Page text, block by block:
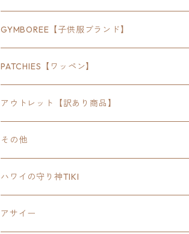
30inch×24inch
18inchオクタゴン八角形
24inchオクタゴン八角形
18inch×18inchスクエア正方形
California State Routeカリフォルニア州
Interstate 州間道路型
セキュリティ
アウトドア
スポーツ
ピクトグラム
ブランド
ミリタリー
Bradley
SEWTS
FOODIE
POMONA
GYMBOREE【子供服ブランド】
PATCHIES【ワッペン】
アウトレット【訳あり商品】
その他
ハワイの守り神TIKI
アサイー